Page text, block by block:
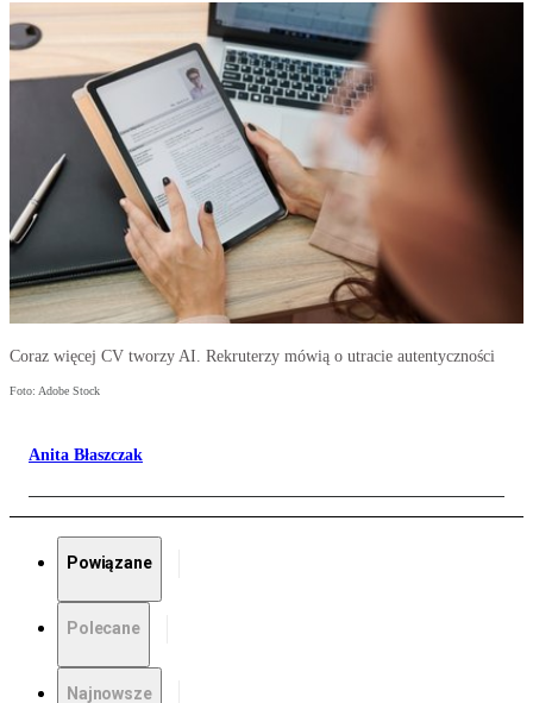
Coraz więcej CV tworzy AI. Rekruterzy mówią o utracie autentyczności
Foto: Adobe Stock
Anita Błaszczak
Powiązane
Polecane
Najnowsze